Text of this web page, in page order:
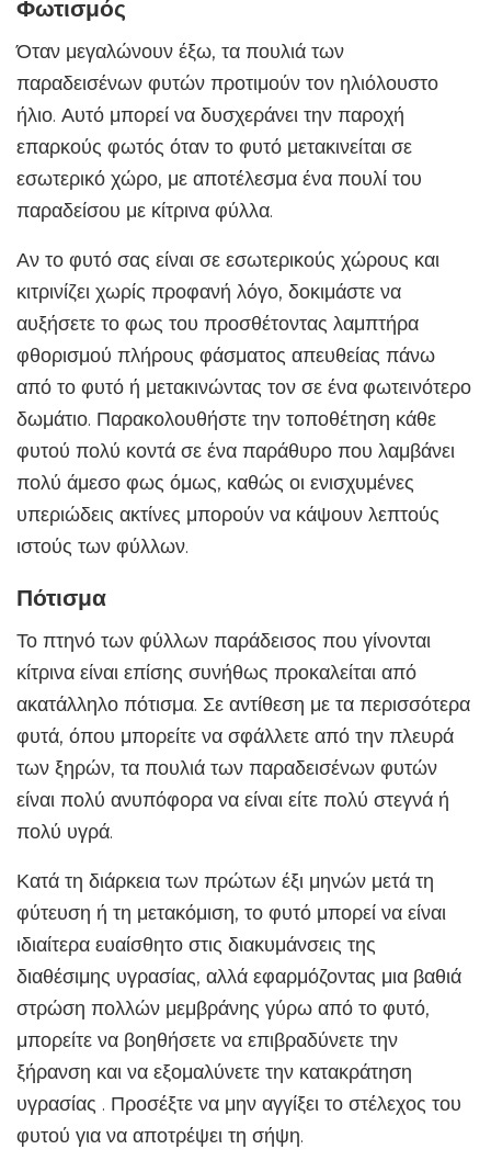
Φωτισμός
Όταν μεγαλώνουν έξω, τα πουλιά των
παραδεισένων φυτών προτιμούν τον ηλιόλουστο
ήλιο. Αυτό μπορεί να δυσχεράνει την παροχή
επαρκούς φωτός όταν το φυτό μετακινείται σε
εσωτερικό χώρο, με αποτέλεσμα ένα πουλί του
παραδείσου με κίτρινα φύλλα.
Αν το φυτό σας είναι σε εσωτερικούς χώρους και
κιτρινίζει χωρίς προφανή λόγο, δοκιμάστε να
αυξήσετε το φως του προσθέτοντας λαμπτήρα
φθορισμού πλήρους φάσματος απευθείας πάνω
από το φυτό ή μετακινώντας τον σε ένα φωτεινότερο
δωμάτιο. Παρακολουθήστε την τοποθέτηση κάθε
φυτού πολύ κοντά σε ένα παράθυρο που λαμβάνει
πολύ άμεσο φως όμως, καθώς οι ενισχυμένες
υπεριώδεις ακτίνες μπορούν να κάψουν λεπτούς
ιστούς των φύλλων.
Πότισμα
Το πτηνό των φύλλων παράδεισος που γίνονται
κίτρινα είναι επίσης συνήθως προκαλείται από
ακατάλληλο πότισμα. Σε αντίθεση με τα περισσότερα
φυτά, όπου μπορείτε να σφάλλετε από την πλευρά
των ξηρών, τα πουλιά των παραδεισένων φυτών
είναι πολύ ανυπόφορα να είναι είτε πολύ στεγνά ή
πολύ υγρά.
Κατά τη διάρκεια των πρώτων έξι μηνών μετά τη
φύτευση ή τη μετακόμιση, το φυτό μπορεί να είναι
ιδιαίτερα ευαίσθητο στις διακυμάνσεις της
διαθέσιμης υγρασίας, αλλά εφαρμόζοντας μια βαθιά
στρώση πολλών μεμβράνης γύρω από το φυτό,
μπορείτε να βοηθήσετε να επιβραδύνετε την
ξήρανση και να εξομαλύνετε την κατακράτηση
υγρασίας . Προσέξτε να μην αγγίξει το στέλεχος του
φυτού για να αποτρέψει τη σήψη.